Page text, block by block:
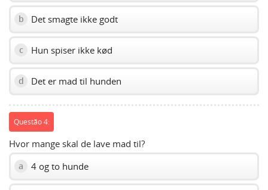
b Det smagte ikke godt
c Hun spiser ikke kød
d Det er mad til hunden
Questão 4:
Hvor mange skal de lave mad til?
a 4 og to hunde